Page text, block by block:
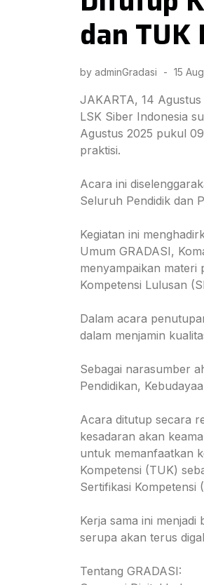
dan
by adminGradasi - 15
JAKARTA, 14
LSK Siber Indonesia
Agustus 2025 pukul
praktisi.
Acara ini
Seluruh Pendidik dan
Kegiatan ini
Umum GRADASI,
menyampaikan materi
Kompetensi Lulusan
Dalam acara
dalam menjamin
Sebagai narasumber
Pendidikan,
Acara ditutup secara
kesadaran akan
untuk memanfaatkan
Kompetensi (TUK)
Sertifikasi Kompetensi
Kerja sama ini
serupa akan terus
Tentang GRADASI: